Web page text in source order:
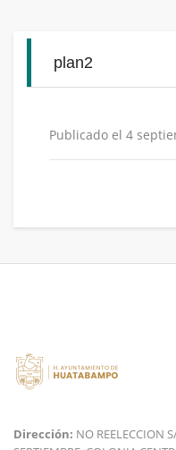
plan2
Publicado el 4
Dirección: NO REELECCION